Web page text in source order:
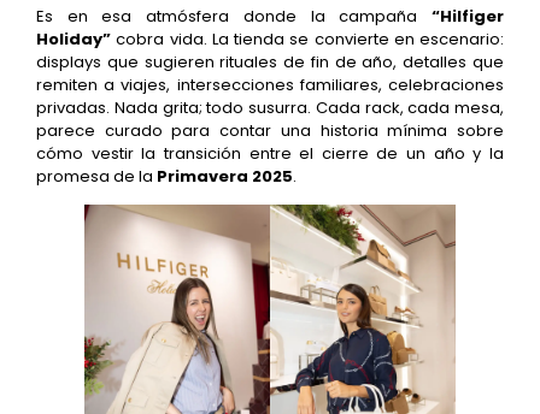
Es en esa atmósfera donde la campaña “Hilfiger
Holiday” cobra vida. La tienda se convierte en escenario:
displays que sugieren rituales de fin de año, detalles que
remiten a viajes, intersecciones familiares, celebraciones
privadas. Nada grita; todo susurra. Cada rack, cada mesa,
parece curado para contar una historia mínima sobre
cómo vestir la transición entre el cierre de un año y la
promesa de la Primavera 2025.